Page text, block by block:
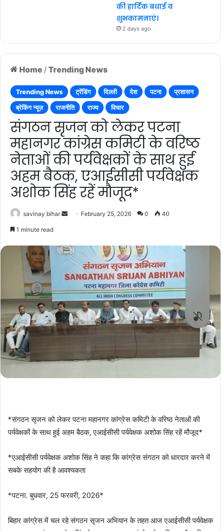
Home / Trending News
Trending News ट्रेंडिंग दिल्ली देश पटना
प्रशासन
ब्रेकिंग न्यूज़
राजनीति राज्य विचार
संगठन सृजन को लेकर पटना
महानगर कांग्रेस कमिटी के वरिष्ठ
नेताओं की पर्यवेक्षकों के साथ हुई
अहम बैठक, एआईसीसी पर्यवेक्षक
अशोक सिंह रहें मौजूद*
savinay bihar
SendFebruary 25, 2026 0 40
1 minute read
*संगठन सृजन को लेकर पटना महानगर कांग्रेस कमिटी के वरिष्ठ नेताओं की
पर्यवेक्षकों के साथ हुई अहम बैठक, एआईसीसी पर्यवेक्षक अशोक सिंह रहें मौजूद*
*एआईसीसी पर्यवेक्षक अशोक सिंह ने कहा कि कांग्रेस संगठन को धारदार करने में
सबके सहयोग की है आवश्यकता
*पटना. बुधवार, 25 फरवरी, 2026*
बिहार कांग्रेस में चल रहे संगठन सृजन अभियान के तहत आज एआईसीसी पर्यवेक्षक
की हार्दिक बधाई व
शुभकामनाएं।
2 days ago